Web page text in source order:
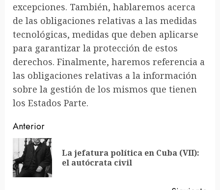
excepciones. También, hablaremos acerca
de las obligaciones relativas a las medidas
tecnológicas, medidas que deben aplicarse
para garantizar la protección de estos
derechos. Finalmente, haremos referencia a
las obligaciones relativas a la información
sobre la gestión de los mismos que tienen
los Estados Parte.
Sigue
leyendo
Anterior
La jefatura política en Cuba (VII):
el autócrata civil